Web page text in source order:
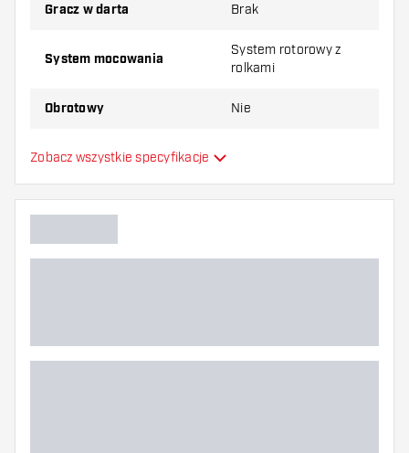
Gracz w darta Brak
System mocowania
System rotorowy z
rolkami
Obrotowy Nie
Z akcesoriami / bez
akcesoriów
Jakość sisalu
Zobacz wszystkie specyfikacje